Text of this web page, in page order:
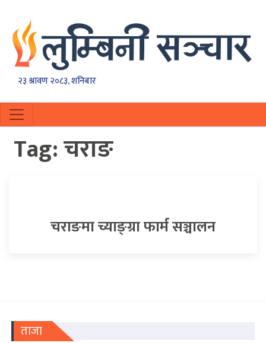
२३ श्रावण २०८३, शनिबार
Tag:चराङ
चराङमा च्याङ्ग्रा फार्म सञ्चालन
ताजा